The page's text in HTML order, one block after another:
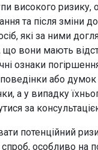
високого ризику,
та після зміни
які за ними
що вони мають
ознаки
або думок
а у випадку
за
потенційний
особливо на